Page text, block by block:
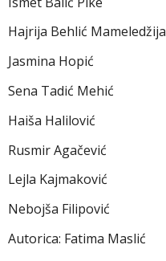
Hajrija Behlić Mameledžija
Jasmina Hopić
Sena Tadić Mehić
Haiša Halilović
Rusmir Agačević
Lejla Kajmaković
Nebojša Filipović
Autorica: Fatima Maslić